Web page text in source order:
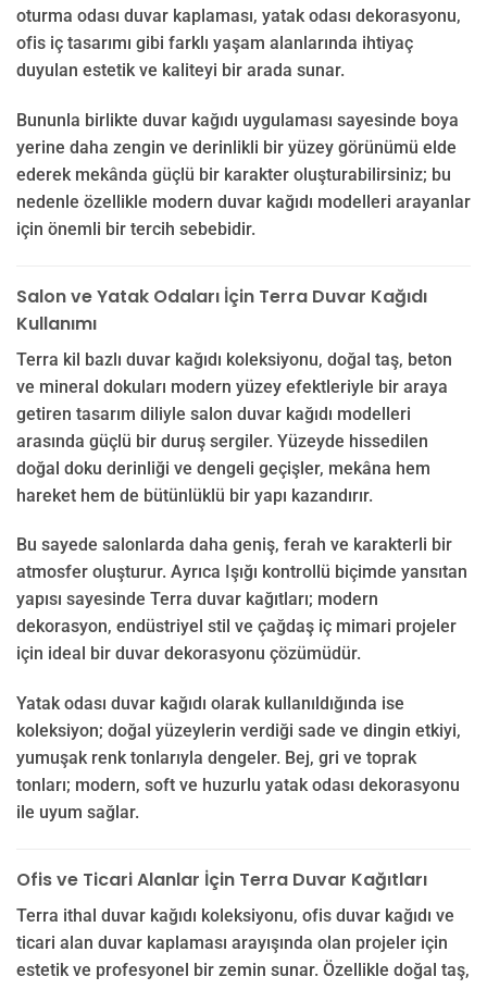
oturma odası duvar kaplaması, yatak odası dekorasyonu,
ofis iç tasarımı gibi farklı yaşam alanlarında ihtiyaç
duyulan estetik ve kaliteyi bir arada sunar.
Bununla birlikte duvar kağıdı uygulaması sayesinde boya
yerine daha zengin ve derinlikli bir yüzey görünümü elde
ederek mekânda güçlü bir karakter oluşturabilirsiniz; bu
nedenle özellikle modern duvar kağıdı modelleri arayanlar
için önemli bir tercih sebebidir.
Salon ve Yatak Odaları İçin Terra Duvar Kağıdı
Kullanımı
Terra kil bazlı duvar kağıdı koleksiyonu, doğal taş, beton
ve mineral dokuları modern yüzey efektleriyle bir araya
getiren tasarım diliyle salon duvar kağıdı modelleri
arasında güçlü bir duruş sergiler. Yüzeyde hissedilen
doğal doku derinliği ve dengeli geçişler, mekâna hem
hareket hem de bütünlüklü bir yapı kazandırır.
Bu sayede salonlarda daha geniş, ferah ve karakterli bir
atmosfer oluşturur. Ayrıca Işığı kontrollü biçimde yansıtan
yapısı sayesinde Terra duvar kağıtları; modern
dekorasyon, endüstriyel stil ve çağdaş iç mimari projeler
için ideal bir duvar dekorasyonu çözümüdür.
Yatak odası duvar kağıdı olarak kullanıldığında ise
koleksiyon; doğal yüzeylerin verdiği sade ve dingin etkiyi,
yumuşak renk tonlarıyla dengeler. Bej, gri ve toprak
tonları; modern, soft ve huzurlu yatak odası dekorasyonu
ile uyum sağlar.
Ofis ve Ticari Alanlar İçin Terra Duvar Kağıtları
Terra ithal duvar kağıdı koleksiyonu, ofis duvar kağıdı ve
ticari alan duvar kaplaması arayışında olan projeler için
estetik ve profesyonel bir zemin sunar. Özellikle doğal taş,